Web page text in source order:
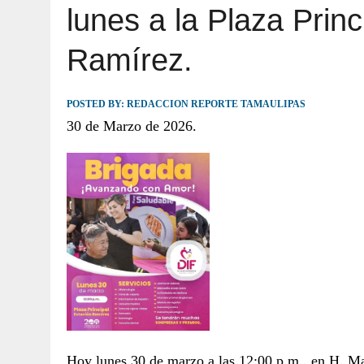
JULIO 30, 2026 | TAMAULIPAS TE INVITA A DESCUBRIR EL
lunes a la Plaza
Ramírez.
POSTED BY: REDACCION REPORTE TAMAULIPAS
30 de Marzo de 2026.
Hoy lunes 30 de marzo a las 12:00 p.m., en H.